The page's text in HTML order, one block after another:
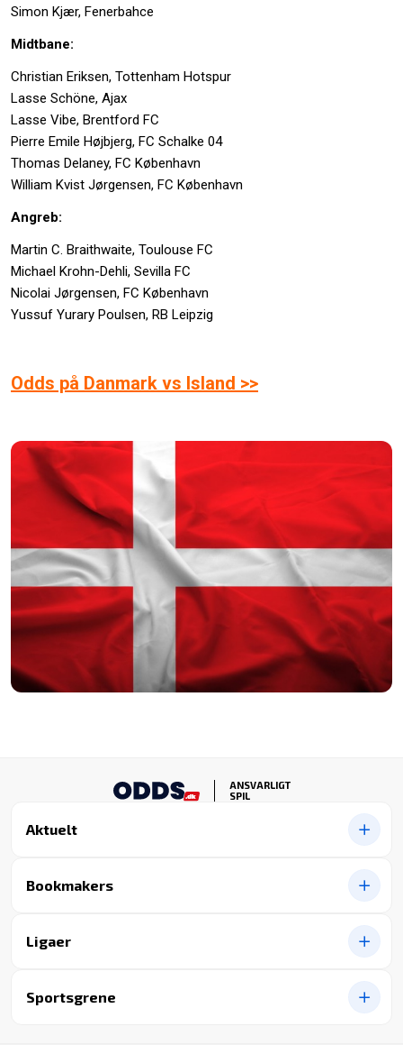
Simon Kjær, Fenerbahce
Midtbane:
Christian Eriksen, Tottenham Hotspur
Lasse Schöne, Ajax
Lasse Vibe, Brentford FC
Pierre Emile Højbjerg, FC Schalke 04
Thomas Delaney, FC København
William Kvist Jørgensen, FC København
Angreb:
Martin C. Braithwaite, Toulouse FC
Michael Krohn-Dehli, Sevilla FC
Nicolai Jørgensen, FC København
Yussuf Yurary Poulsen, RB Leipzig
Odds på Danmark vs Island >>
Aktuelt
Bookmakers
Ligaer
Sportsgrene
ANSVARLIGT
SPIL